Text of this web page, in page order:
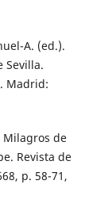
A. (ed.).
Sevilla.
Madrid:
Milagros de
Revista de
p. 58-71,